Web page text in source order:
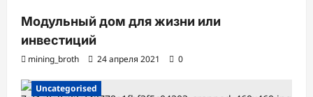
Модульный дом для жизни или
инвестиций
mining_broth 24 апреля 2021 0
Uncategorised